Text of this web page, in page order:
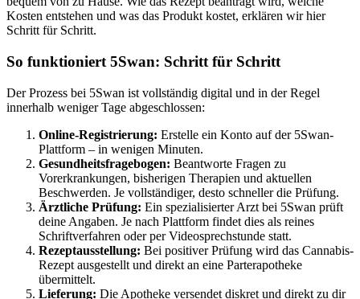
Kosten entstehen und was das Produkt kostet, erklären wir hier
Schritt für Schritt.
So funktioniert 5Swan: Schritt für Schritt
Der Prozess bei 5Swan ist vollständig digital und in der Regel
innerhalb weniger Tage abgeschlossen:
Online-Registrierung: Erstelle ein Konto auf der 5Swan-
Plattform – in wenigen Minuten.
Gesundheitsfragebogen: Beantworte Fragen zu
Vorerkrankungen, bisherigen Therapien und aktuellen
Beschwerden. Je vollständiger, desto schneller die Prüfung.
Ärztliche Prüfung: Ein spezialisierter Arzt bei 5Swan prüft
deine Angaben. Je nach Plattform findet dies als reines
Schriftverfahren oder per Videosprechstunde statt.
Rezeptausstellung: Bei positiver Prüfung wird das Cannabis-
Rezept ausgestellt und direkt an eine Parterapotheke
übermittelt.
Lieferung: Die Apotheke versendet diskret und direkt zu dir